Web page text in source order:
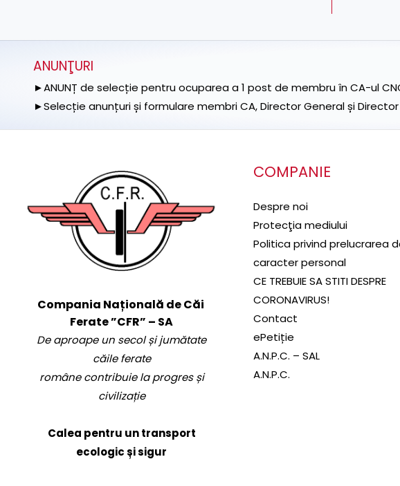
ANUNŢURI
►ANUNȚ de selecție pentru ocuparea a 1 post de membru în CA-ul
►Selecție anunțuri și formulare membri CA, Director General și Director
Compania Națională de Căi
Ferate ”CFR” – SA
De aproape un secol și jumătate
căile ferate
române contribuie la progres și
civilizație
Calea pentru un transport
ecologic și sigur
COMPANIE
Despre noi
Protecţia mediului
Politica privind prelucrarea
caracter personal
CE TREBUIE SA STITI DESPRE
CORONAVIRUS!
Contact
ePetiție
A.N.P.C. – SAL
A.N.P.C.